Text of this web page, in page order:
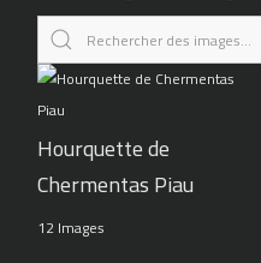
Hourquette de
Chermentas Piau
12 Images